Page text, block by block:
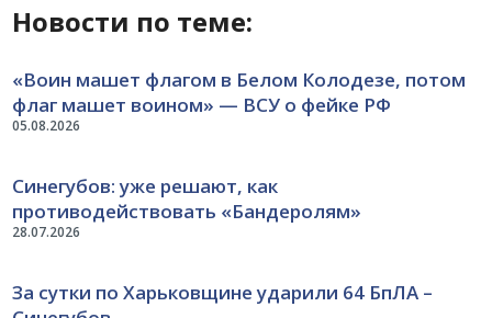
Новости по теме:
05.08.2026
«Воин машет флагом в Белом Колодезе, потом
флаг машет воином» — ВСУ о фейке РФ
28.07.2026
Синегубов: уже решают, как
противодействовать «Бандеролям»
За сутки по Харьковщине ударили 64 БпЛА –